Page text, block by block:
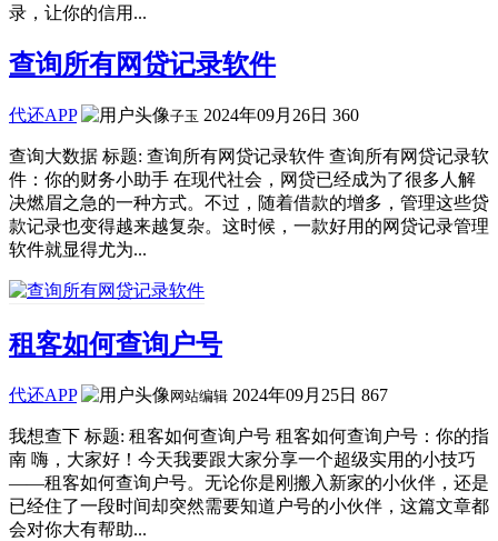
录，让你的信用...
查询所有网贷记录软件
代还APP 子玉 2024年09月26日 360
查询大数据 标题: 查询所有网贷记录软件 查询所有网贷记录软
件：你的财务小助手 在现代社会，网贷已经成为了很多人解
决燃眉之急的一种方式。不过，随着借款的增多，管理这些贷
款记录也变得越来越复杂。这时候，一款好用的网贷记录管理
软件就显得尤为...
租客如何查询户号
代还APP 网站编辑 2024年09月25日 867
我想查下 标题: 租客如何查询户号 租客如何查询户号：你的指
南 嗨，大家好！今天我要跟大家分享一个超级实用的小技巧
——租客如何查询户号。无论你是刚搬入新家的小伙伴，还是
已经住了一段时间却突然需要知道户号的小伙伴，这篇文章都
会对你大有帮助...